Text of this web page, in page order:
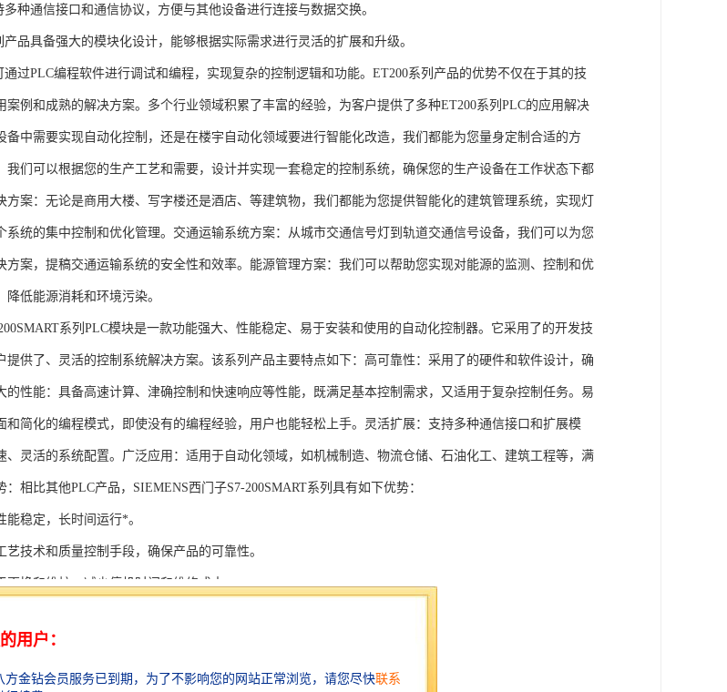
种通信接口和通信协议，方便与其他设备进行连接与数据交换。
品具备强大的模块化设计，能够根据实际需求进行灵活的扩展和升级。
通过PLC编程软件进行调试和编程，实现复杂的控制逻辑和功能。ET200系列产品的优势不仅在于其的技
案例和成熟的解决方案。多个行业领域积累了丰富的经验，为客户提供了多种ET200系列PLC的应用解决
备中需要实现自动化控制，还是在楼宇自动化领域要进行智能化改造，我们都能为您量身定制合适的方
我们可以根据您的生产工艺和需要，设计并实现一套稳定的控制系统，确保您的生产设备在工作状态下都
方案：无论是商用大楼、写字楼还是酒店、等建筑物，我们都能为您提供智能化的建筑管理系统，实现灯
系统的集中控制和优化管理。交通运输系统方案：从城市交通信号灯到轨道交通信号设备，我们可以为您
方案，提稿交通运输系统的安全性和效率。能源管理方案：我们可以帮助您实现对能源的监测、控制和优
低能源消耗和环境污染。
系列PLC模块是一款功能强大、性能稳定、易于安装和使用的自动化控制器。它采用了的开发技
提供了、灵活的控制系统解决方案。该系列产品主要特点如下：高可靠性：采用了的硬件和软件设计，确
的性能：具备高速计算、津确控制和快速响应等性能，既满足基本控制需求，又适用于复杂控制任务。易
和简化的编程模式，即使没有的编程经验，用户也能轻松上手。灵活扩展：支持多种通信接口和扩展模
、灵活的系统配置。广泛应用：适用于自动化领域，如机械制造、物流仓储、石油化工、建筑工程等，满
相比其他PLC产品，SIEMENS西门子S7-200SMART系列具有如下优势：
稳定，长时间运行*。
技术和质量控制手段，确保产品的可靠性。
更换和维护，减少停机时间和维修成本。
程模式可选，满足不同用户的个性化要求。
工具和技术支持，可快速部署系统，缩短项目周期。